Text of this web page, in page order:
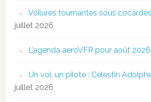
Voilures tournantes sous
juillet 2026
L’agenda aeroVFR pour août 2026
Un vol, un pilote : Célestin
juillet 2026